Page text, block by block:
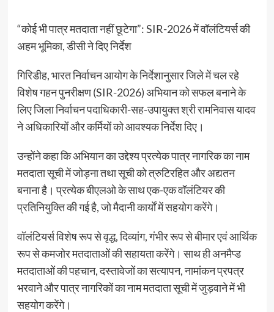
“कोई भी पात्र मतदाता नहीं छूटेगा”: SIR-2026 में वॉलंटियर्स की
अहम भूमिका, डीसी ने दिए निर्देश
गिरिडीह, भारत निर्वाचन आयोग के निर्देशानुसार जिले में चल रहे
विशेष गहन पुनरीक्षण (SIR-2026) अभियान को सफल बनाने के
लिए जिला निर्वाचन पदाधिकारी-सह-उपायुक्त श्री रामनिवास यादव
ने अधिकारियों और कर्मियों को आवश्यक निर्देश दिए।
उन्होंने कहा कि अभियान का उद्देश्य प्रत्येक पात्र नागरिक का नाम
मतदाता सूची में जोड़ना तथा सूची को त्रुटिरहित और अद्यतन
बनाना है। प्रत्येक बीएलओ के साथ एक-एक वॉलंटियर की
प्रतिनियुक्ति की गई है, जो मैदानी कार्यों में सहयोग करेंगे।
वॉलंटियर्स विशेष रूप से वृद्ध, दिव्यांग, गंभीर रूप से बीमार एवं आर्थिक
रूप से कमजोर मतदाताओं की सहायता करेंगे। साथ ही अनमैप्ड
मतदाताओं की पहचान, दस्तावेजों का सत्यापन, नामांकन प्रपत्र
भरवाने और पात्र नागरिकों का नाम मतदाता सूची में जुड़वाने में भी
सहयोग करेंगे।